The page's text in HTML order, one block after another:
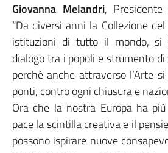
Giovanna Melandri, Presidente
“Da diversi anni la Collezione
istituzioni di tutto il mondo, si
dialogo tra i popoli e strumento
perché anche attraverso l’Arte
ponti, contro ogni chiusura e
Ora che la nostra Europa ha
pace la scintilla creativa e il
possono ispirare nuove